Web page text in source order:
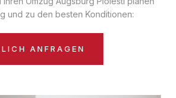
und zu den besten Konditionen:
ANFRAGEN